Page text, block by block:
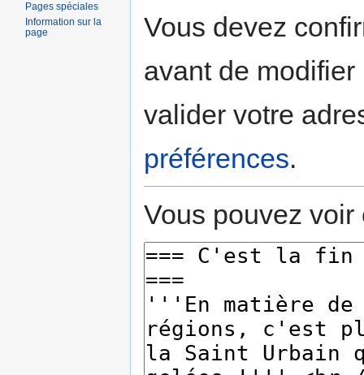
Vous devez
avant de
valider votre
préférences.
Vous pouvez
Pages spéciales
Information sur la
page